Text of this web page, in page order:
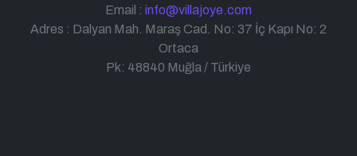
Email : info@villajoye.com
Adres : Dalyan Mah. Maraş Cad. No: 37 İç Kapı No: 2
Ortaca
Pk: 48840 Muğla / Türkiye